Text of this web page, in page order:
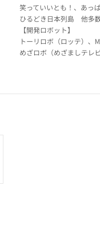
笑っていいとも！、あっ
ひるどき日本列島 他多
【開発ロボット】
トーリロボ（ロッテ）、
めざロボ（めざましテレ